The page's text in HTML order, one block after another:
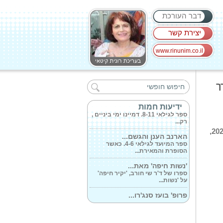
דבר העורכת
יצירת קשר
www.rinunim.co.il
ידיעות חמות
ספר לגילאי 3-7. האם שני היצורים
יצליחו...
אבירי דינו 2...
ספר לגילאי 8-11. דמיינו ימי ביניים ,
רק...
הארנב הענן והגשם...
ספר המיועד לגילאי 4-6. כאשר
הסופרת והמאירת...
'נשות חיפה' מאת...
ספרו של ד'ר שי חורב, 'יקיר חיפה'
על 'נשות...
פרופ' בועז סנג'רו...
ספרו של פרופ' בועז סנג'רו הוא כתב
ברציפות.בערב פתיחת ועידת התאגידים העירוניים ברשויות המקומיות 2026,